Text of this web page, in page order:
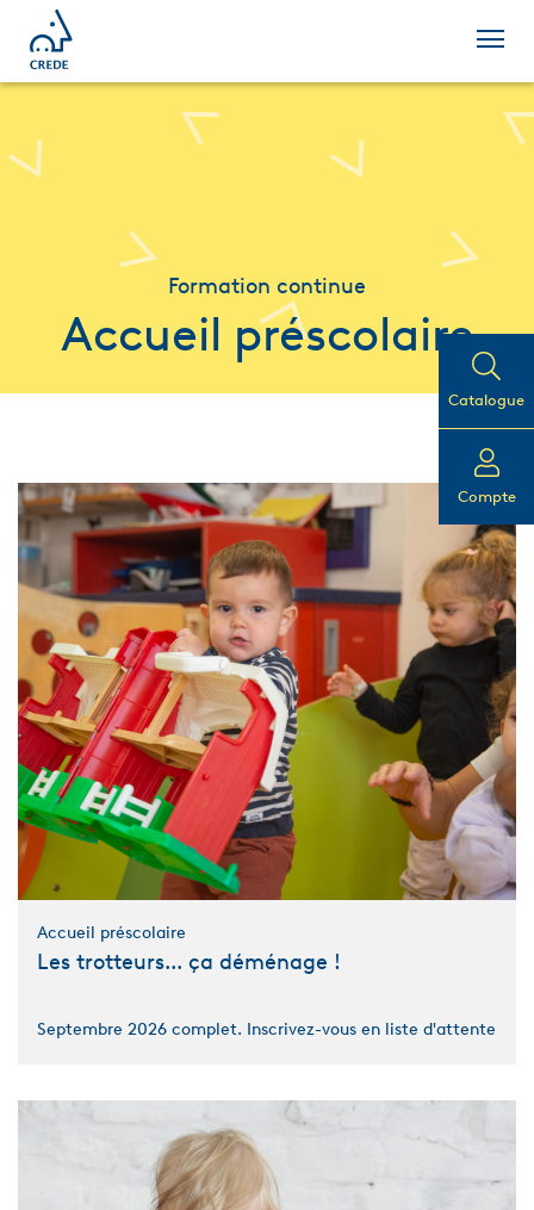
Catalogue
Compte
Formation continue
Accueil préscolaire
Complet
Accueil préscolaire
Les trotteurs... ça déménage !
Septembre 2026 complet. Inscrivez-vous en liste d'attente